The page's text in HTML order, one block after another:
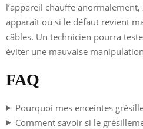
l’appareil chauffe
apparaît ou si le défaut revient
câbles. Un technicien pourra
éviter une mauvaise
FAQ
Pourquoi mes enceintes
Comment savoir si le